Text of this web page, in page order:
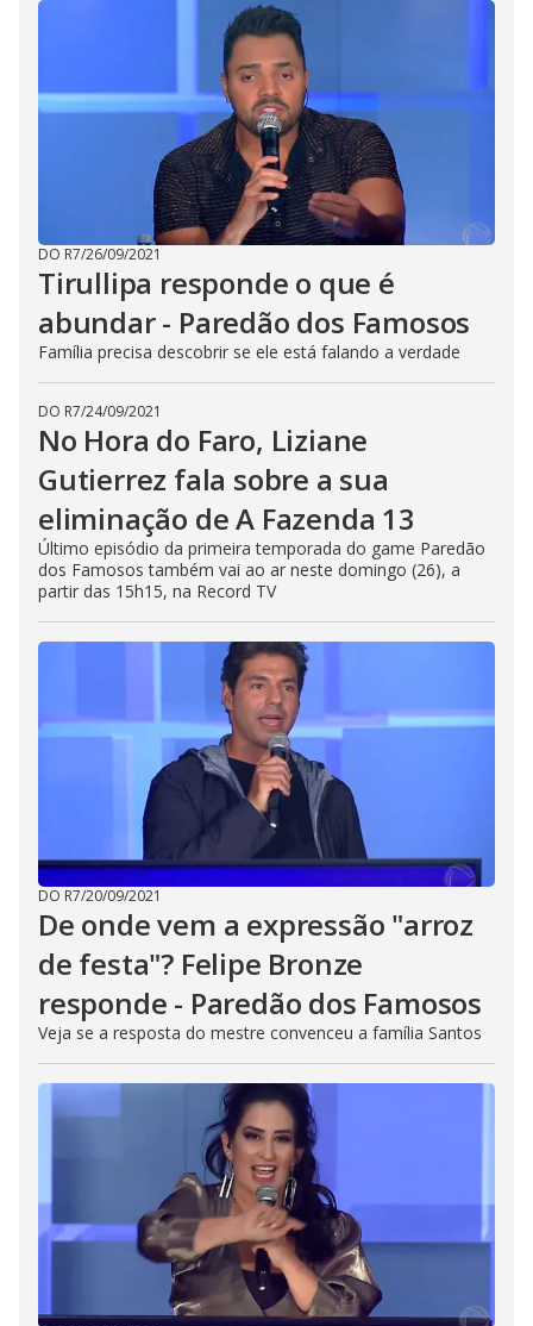
DO R7/26/09/2021
Tirullipa responde o que é
abundar - Paredão dos Famosos
Família precisa descobrir se ele está falando a verdade
DO R7/24/09/2021
No Hora do Faro, Liziane
Gutierrez fala sobre a sua
eliminação de A Fazenda 13
Último episódio da primeira temporada do game Paredão
dos Famosos também vai ao ar neste domingo (26), a
partir das 15h15, na Record TV
DO R7/20/09/2021
De onde vem a expressão "arroz
de festa"? Felipe Bronze
responde - Paredão dos Famosos
Veja se a resposta do mestre convenceu a família Santos